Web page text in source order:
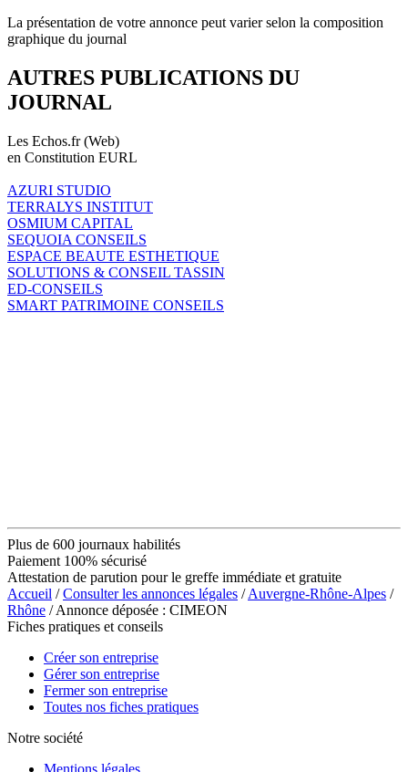
La présentation de votre annonce peut varier selon la composition
graphique du journal
AUTRES PUBLICATIONS DU
JOURNAL
Les Echos.fr (Web)
en Constitution EURL
AZURI STUDIO
TERRALYS INSTITUT
OSMIUM CAPITAL
SEQUOIA CONSEILS
ESPACE BEAUTE ESTHETIQUE
SOLUTIONS & CONSEIL TASSIN
ED-CONSEILS
SMART PATRIMOINE CONSEILS
Plus de 600 journaux habilités
Paiement 100% sécurisé
Attestation de parution pour le greffe immédiate et gratuite
Accueil /Consulter les annonces légales /Auvergne-Rhône-Alpes /
Rhône / Annonce déposée : CIMEON
Fiches pratiques et conseils
Créer son entreprise
Gérer son entreprise
Fermer son entreprise
Toutes nos fiches pratiques
Notre société
Mentions légales